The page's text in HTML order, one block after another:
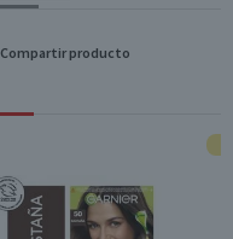
Compartir producto